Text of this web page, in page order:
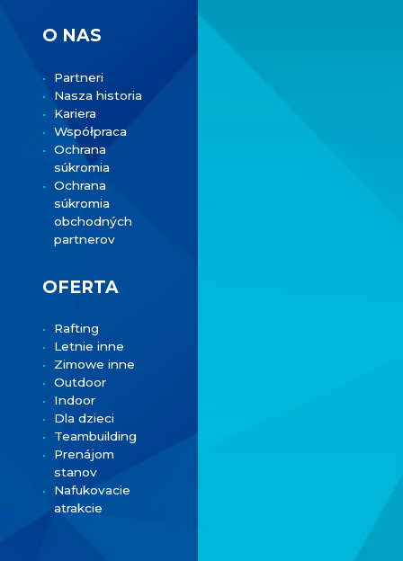
O NAS
Partneri
Nasza historia
Kariera
Współpraca
Ochrana
súkromia
Ochrana
súkromia
obchodných
partnerov
OFERTA
Rafting
Letnie inne
Zimowe inne
Outdoor
Indoor
Dla dzieci
Teambuilding
Prenájom
stanov
Nafukovacie
atrakcie